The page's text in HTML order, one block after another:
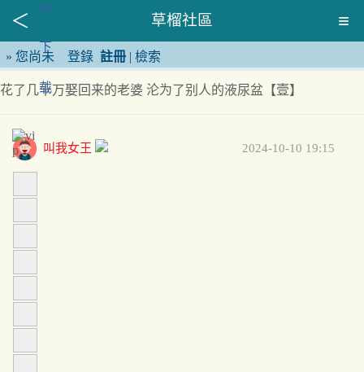
草榴社區
» 您尚未 登錄 註冊 | 檢索
花了几十万娶回来的老婆 沦为了别人的液尿盆【壹】
叫我女王 2024-10-10 19:15